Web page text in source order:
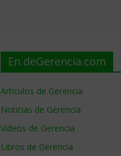
En deGerencia.com
Artículos de Gerencia
Noticias de Gerencia
Videos de Gerencia
Libros de Gerencia